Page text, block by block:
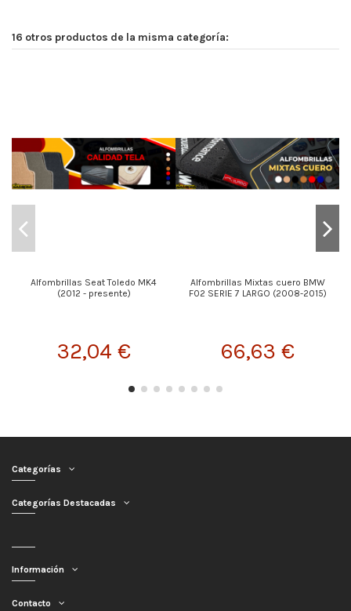
16 otros productos de la misma categoría:
Alfombrillas Seat Toledo MK4
(2012 - presente)
32,04 €
Alfombrillas Mixtas cuero BMW
F02 SERIE 7 LARGO (2008-2015)
66,63 €
Categorías
Categorías Destacadas
Información
Contacto